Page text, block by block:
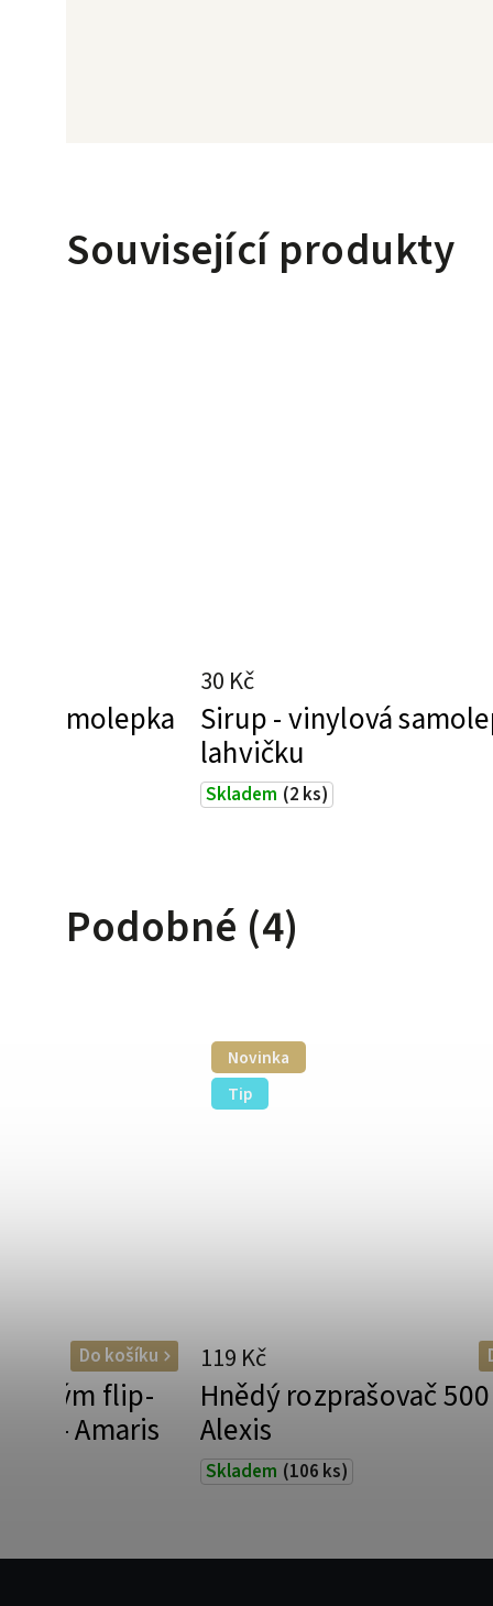
Související produkty
– samolepka Sirup - vinylová
lahvičku
Skladem (2 ks)
30 Kč
Podobné (4)
flip-
ml - Amaris
Do košíku
Novinka
Tip
Hnědý rozprašovač
Alexis
Skladem (106 ks)
119 Kč